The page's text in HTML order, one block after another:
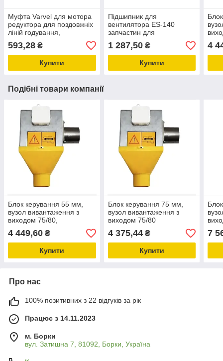
Муфта Varvel для мотора
редуктора для поздовжніх
ліній годування,
утримання свиней і птиці
KG5.019
593,28 ₴
Купити
Підшипник для
вентилятора ES-140
запчастин для
обладнання птахофабрик
і свиноферм
1 287,50₴
Купити
4
Подібні товари компанії
Блок керування 55 мм,
вузол вивантаження з
виходом 75/80,
свинарників
4 449,60 ₴
Купити
Блок керування 75 мм,
вузол вивантаження з
виходом 75/80
свинокомплексів
4 375,44₴
Купити
7
Про нас
100% позитивних з 22 відгуків за рік
Працює з 14.11.2023
м. Борки
вул. Затишна 7, 81092, Борки, Україна